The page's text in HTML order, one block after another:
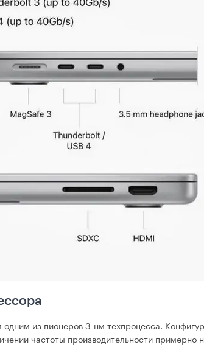
из пионеров 3-нм техпроцесса.
частоты производительности примерно